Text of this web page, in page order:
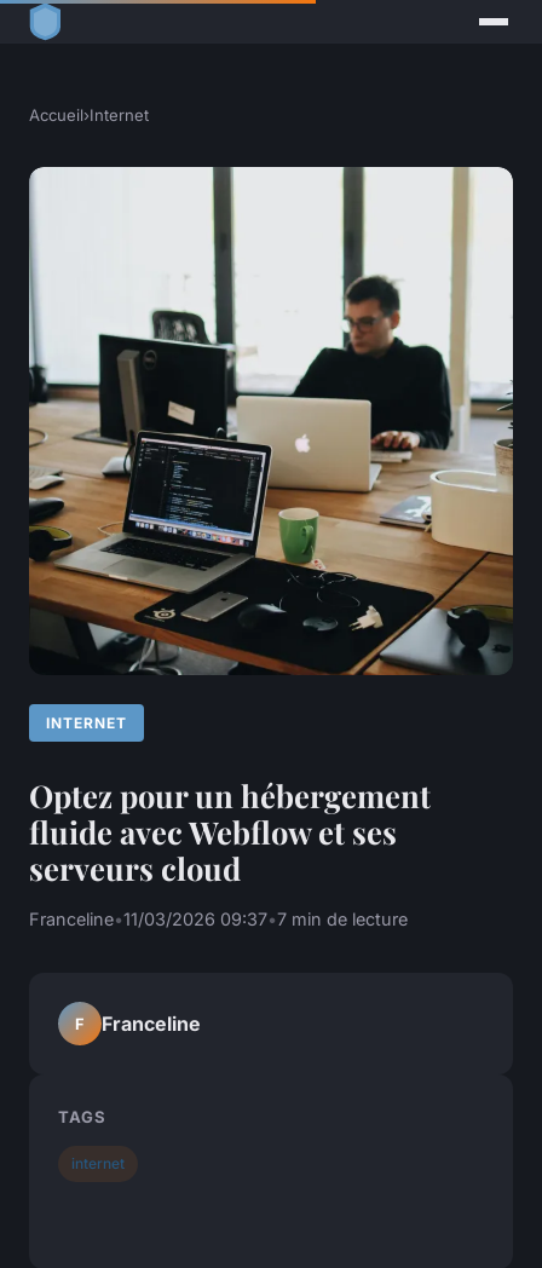
Accueil›Internet
INTERNET
Optez pour un hébergement
fluide avec Webflow et ses
serveurs cloud
Franceline•11/03/2026 09:37•7 min de lecture
F Franceline
TAGS
internet